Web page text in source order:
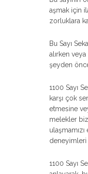
aşmak için
zorluklara
Bu Sayı
alırken
şeyden
1100 Sayı
karşı çok
etmesine
melekler
deneyimleri
1100 Sayı